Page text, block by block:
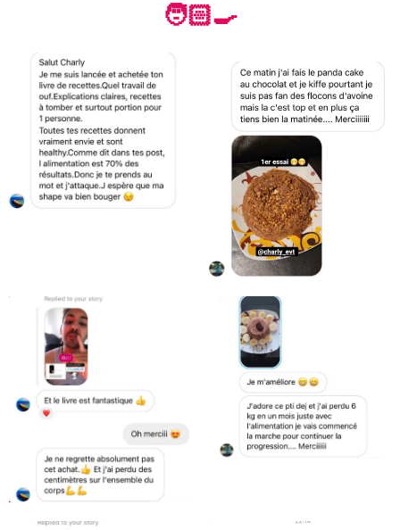
🧑🏻‍🍳